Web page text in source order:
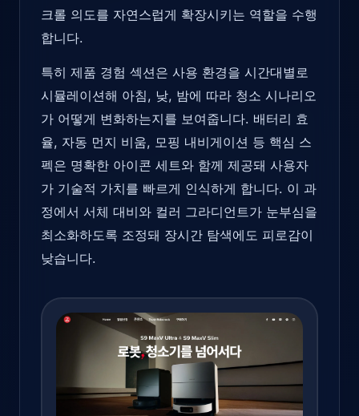
크롤 의도를 자연스럽게 확장시키는 역할을 수행
합니다.
특히 제품 경험 섹션은 사용 환경을 시간대별로
시뮬레이션해 아침, 낮, 밤에 따라 청소 시나리오
가 어떻게 변화하는지를 보여줍니다. 배터리 효
율, 자동 먼지 비움, 모핑 내비게이션 등 핵심 스
펙은 명확한 아이콘 세트와 함께 제공돼 사용자
가 기술적 가치를 빠르게 인식하게 합니다. 이 과
정에서 서체 대비와 컬러 그라디언트가 눈부심을
최소화하도록 조정돼 장시간 탐색에도 피로감이
낮습니다.